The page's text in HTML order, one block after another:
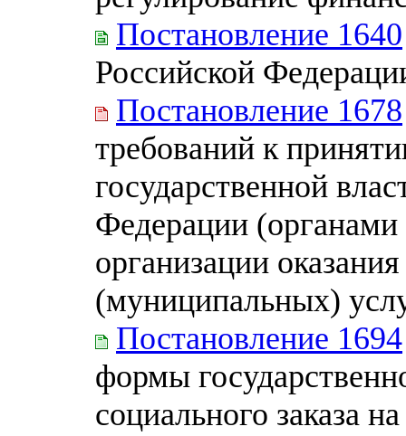
Постановление 1640
Российской
Постановление 1678
требований к
государственной
Федерации (органами
организации
(муниципальных)
Постановление 1694
формы
социального заказа